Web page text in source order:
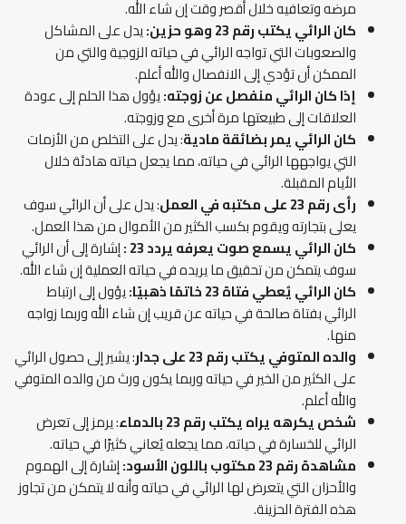
مرضه وتعافيه خلال أقصر وقت إن شاء الله.
كان الرائي يكتب رقم 23 وهو حزين:
يدل على المشاكل
والصعوبات التي تواجه الرائي في حياته الزوجية والتي من
الممكن أن تؤدي إلى الانفصال والله أعلم.
إذا كان الرائي منفصل عن زوجته:يؤول هذا الحلم إلى عودة
العلاقات إلى طبيعتها مرة أخرى مع وزوجته.
كان الرائي يمر بضائقة مادية: يدل على التخلص من الأزمات
التي يواجهها الرائي في حياته، مما يجعل حياته هادئة خلال
الأيام المقبلة.
رأى رقم 23 على مكتبه في العمل
: يدل على أن الرائي سوف
يعلى بتجارته ويقوم بكسب الكثير من الأموال من هذا العمل.
كان الرائي يسمع صوت يعرفه يردد 23 :
إشارة إلى أن الرائي
سوف يتمكن من تحقيق ما يريده في حياته العملية إن شاء الله.
كان الرائي يُعطي فتاة 23 خاتمًا ذهبيًا:
يؤول إلى ارتباط
الرائي بفتاة صالحة في حياته عن قريب إن شاء الله وربما زواجه
منها.
والده المتوفي يكتب رقم 23 على جدار
: يشير إلى حصول الرائي
على الكثير من الخير في حياته وربما يكون ورث من والده المتوفي
والله أعلم.
شخص يكرهه يراه يكتب رقم 23 بالدماء
: يرمز إلى تعرض
الرائي للخسارة في حياته، مما يجعله يُعاني كثيرًا في حياته.
مشاهدة رقم 23 مكتوب باللون الأسود:
إشارة إلى الهموم
والأحزان التي يتعرض لها الرائي في حياته وأنه لا يتمكن من تجاوز
هذه الفترة الحزينة.